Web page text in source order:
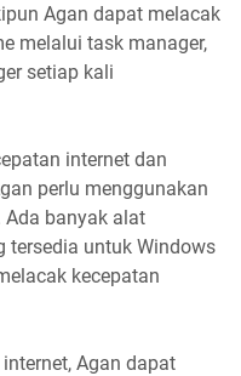
Agan dapat melacak
melalui task manager,
setiap kali
internet dan
perlu menggunakan
Ada banyak alat
tersedia untuk Windows
kecepatan
Agan dapat